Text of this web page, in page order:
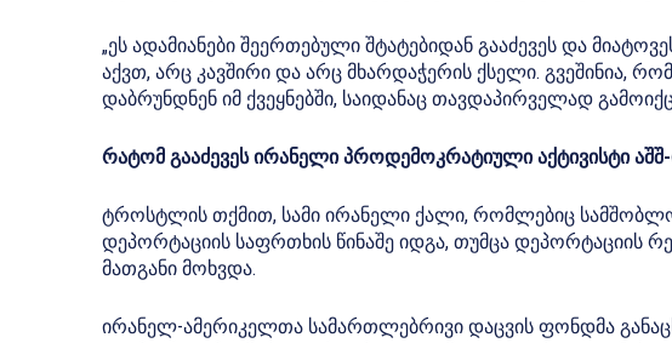
„ეს ადამიანები შეერთებული შტატებიდან გააძევეს და
აქვთ, არც კავშირი და არც მხარდაჭერის ქსელი. გვეშინია,
დაბრუნდნენ იმ ქვეყნებში, საიდანაც თავდაპირველად
რატომ გააძევეს ირანელი პროდემოკრატიული აქტივისტი
ტროსტლის თქმით, სამი ირანელი ქალი, რომლებიც
დეპორტაციის საფრთხის წინაშე იდგა, თუმცა
მათგანი მოხვდა.
ირანელ-ამერიკელთა სამართლებრივი დაცვის ფონდმა